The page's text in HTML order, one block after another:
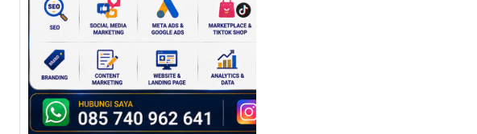
Perkembangan dunia
industri tidak hanya
mengubah cara
perusahaan
memproduksi barang,…